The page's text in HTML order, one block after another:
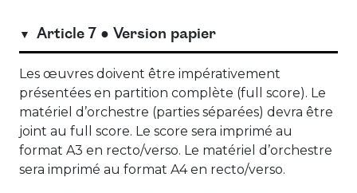
Article 7 ● Version papier
Les œuvres doivent être impérativement
présentées en partition complète (full score). Le
matériel d’orchestre (parties séparées) devra être
joint au full score. Le score sera imprimé au
format A3 en recto/verso. Le matériel d’orchestre
sera imprimé au format A4 en recto/verso.